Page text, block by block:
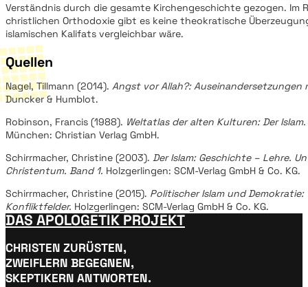
Verständnis durch die gesamte Kirchengeschichte gezogen. Im
christlichen Orthodoxie gibt es keine theokratische
islamischen Kalifats vergleichbar wäre.
Quellen
Nagel, Tillmann (2014). Angst vor Allah?: Auseinandersetzungen
Duncker & Humblot.
Robinson, Francis (1988). Weltatlas der alten Kulturen: Der Islam.
München: Christian Verlag GmbH.
Schirrmacher, Christine (2003). Der Islam: Geschichte – Lehre.
Christentum. Band 1. Holzgerlingen: SCM-Verlag GmbH & Co. KG.
Schirrmacher, Christine (2015). Politischer Islam und Demokratie:
Konfliktfelder. Holzgerlingen: SCM-Verlag GmbH & Co. KG.
DAS APOLOGETIK PROJEKT
CHRISTEN ZURÜSTEN,
ZWEIFLERN BEGEGNEN,
SKEPTIKERN ANTWORTEN.